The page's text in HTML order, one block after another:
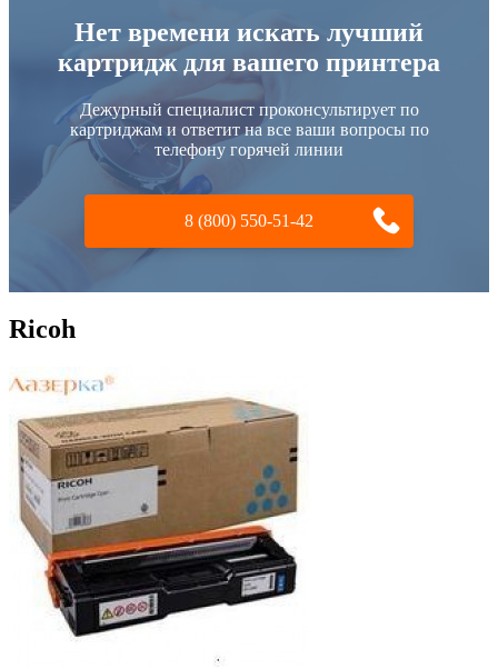
Нет времени искать лучший
картридж для вашего принтера
Дежурный специалист проконсультирует по
картриджам и ответит на все ваши вопросы по
телефону горячей линии
8 (800) 550-51-42
Ricoh